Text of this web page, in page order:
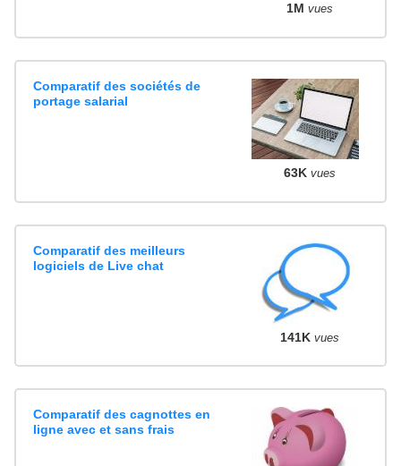
1M vues
Comparatif des sociétés de
portage salarial
63K vues
Comparatif des meilleurs
logiciels de Live chat
141K vues
Comparatif des cagnottes en
ligne avec et sans frais